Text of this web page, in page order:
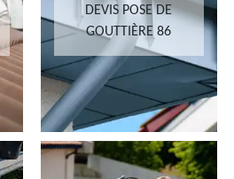
DEVIS POSE DE
GOUTTIÈRE 86